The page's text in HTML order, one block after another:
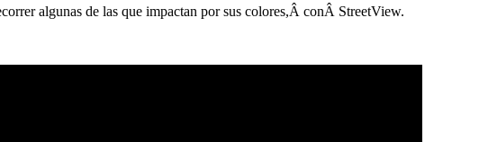
algunas de las que impactan por sus colores,Â conÂ StreetView.